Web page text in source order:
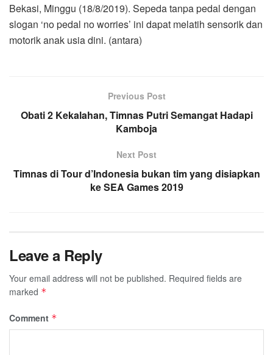
Bekasi, Minggu (18/8/2019). Sepeda tanpa pedal dengan
slogan ‘no pedal no worries’ ini dapat melatih sensorik dan
motorik anak usia dini. (antara)
Previous Post
Obati 2 Kekalahan, Timnas Putri Semangat Hadapi
Kamboja
Next Post
Timnas di Tour d’Indonesia bukan tim yang disiapkan
ke SEA Games 2019
Leave a Reply
Your email address will not be published. Required fields are
marked *
Comment *